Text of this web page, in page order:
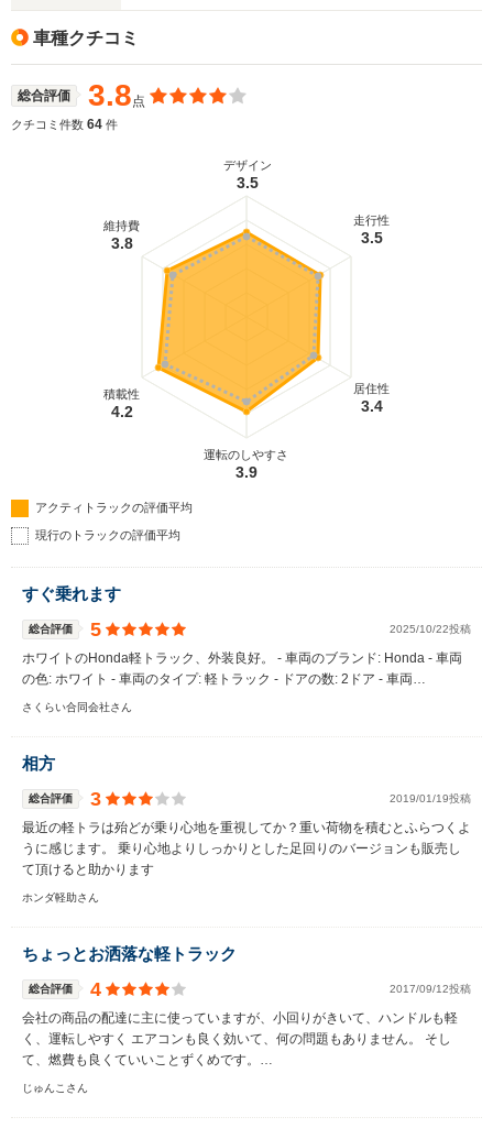
車種クチコミ
総合評価 3.8点
クチコミ件数 64 件
デザイン
3.5
走行性
3.5
居住性
3.4
運転のしやすさ
3.9
積載性
4.2
維持費
3.8
アクティトラックの評価平均
現行のトラックの評価平均
すぐ乗れます
総合評価 5 2025/10/22投稿
ホワイトのHonda軽トラック、外装良好。 - 車両のブランド: Honda - 車両
の色: ホワイト - 車両のタイプ: 軽トラック - ドアの数: 2ドア - 車両…
さくらい合同会社さん
相方
総合評価 3 2019/01/19投稿
最近の軽トラは殆どが乗り心地を重視してか？重い荷物を積むとふらつくよ
うに感じます。 乗り心地よりしっかりとした足回りのバージョンも販売し
て頂けると助かります
ホンダ軽助さん
ちょっとお洒落な軽トラック
総合評価 4 2017/09/12投稿
会社の商品の配達に主に使っていますが、小回りがきいて、ハンドルも軽
く、運転しやすく エアコンも良く効いて、何の問題もありません。 そし
て、燃費も良くていいことずくめです。…
じゅんこさん